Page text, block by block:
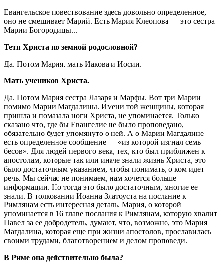
Евангельское повествование здесь довольно определенное,
оно не смешивает Марий. Есть Мария Клеопова — это сестра
Марии Богородицы...
Тетя Христа по земной родословной?
Да. Потом Мария, мать Иакова и Иосии.
Мать учеников Христа.
Да. Потом Мария сестра Лазаря и Марфы. Вот три Марии
помимо Марии Магдалины. Имени той женщины, которая
пришла и помазала ноги Христа, не упоминается. Только
сказано что, где бы Евангелие не было проповедано,
обязательно будет упомянуто о ней. А о Марии Магдалине
есть определенное сообщение — «из которой изгнал семь
бесов». Для людей первого века, тех, кто был приближен к
апостолам, которые так или иначе знали жизнь Христа, это
было достаточным указанием, чтобы понимать, о ком идет
речь. Мы сейчас не понимаем, нам хочется больше
информации. Но тогда это было достаточным, многие ее
знали. В толковании Иоанна Златоуста на послание к
Римлянам есть интересная деталь. Мария, о которой
упоминается в 16 главе послания к Римлянам, которую хвалит
Павел за ее добродетель, думают, что, возможно, это Мария
Магдалина, которая еще при жизни апостолов, прославилась
своими трудами, благотворением и делом проповеди.
В Риме она действительно была?